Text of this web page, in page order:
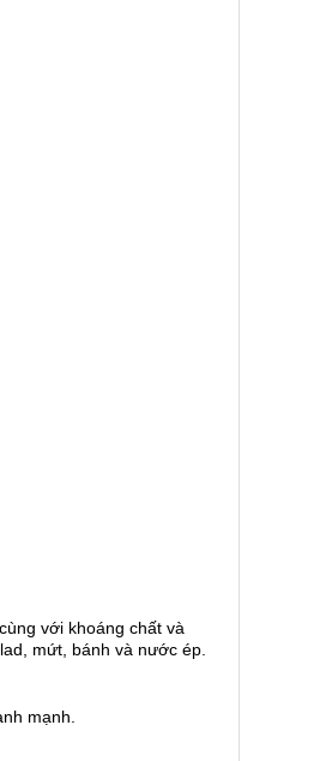
với khoáng chất và
mứt, bánh và nước ép.
mạnh.